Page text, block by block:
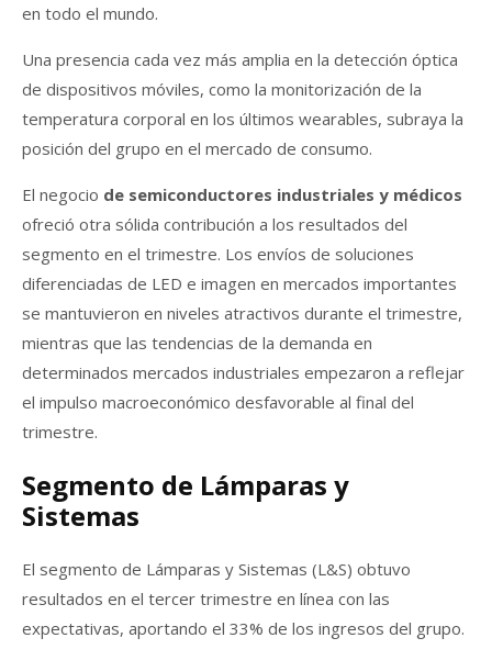
en todo el mundo.
Una presencia cada vez más amplia en la detección óptica
de dispositivos móviles, como la monitorización de la
temperatura corporal en los últimos wearables, subraya la
posición del grupo en el mercado de consumo.
El negocio de semiconductores industriales y médicos
ofreció otra sólida contribución a los resultados del
segmento en el trimestre. Los envíos de soluciones
diferenciadas de LED e imagen en mercados importantes
se mantuvieron en niveles atractivos durante el trimestre,
mientras que las tendencias de la demanda en
determinados mercados industriales empezaron a reflejar
el impulso macroeconómico desfavorable al final del
trimestre.
Segmento de Lámparas y
Sistemas
El segmento de Lámparas y Sistemas (L&S) obtuvo
resultados en el tercer trimestre en línea con las
expectativas, aportando el 33% de los ingresos del grupo.